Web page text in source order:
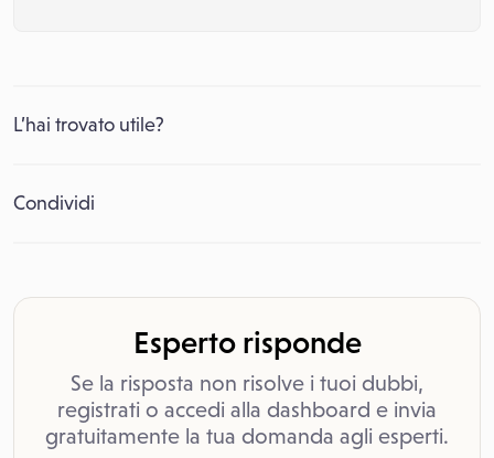
L’hai trovato utile?
Condividi
Esperto risponde
Se la risposta non risolve i tuoi dubbi,
registrati o accedi alla dashboard e invia
gratuitamente la tua domanda agli esperti.